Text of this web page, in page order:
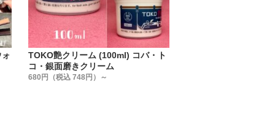
TOKO艶クリーム (100ml) コバ・ト
コ・銀面磨きクリーム
680円（税込 748円）～